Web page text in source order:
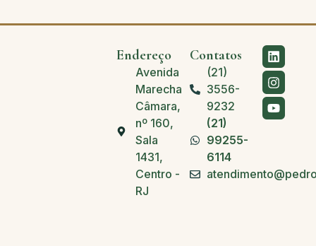
Endereço
Avenida
Marechal
Câmara,
nº 160,
Sala
1431,
Centro -
RJ
Contatos
(21)
3556-
9232
(21)
99255-
6114